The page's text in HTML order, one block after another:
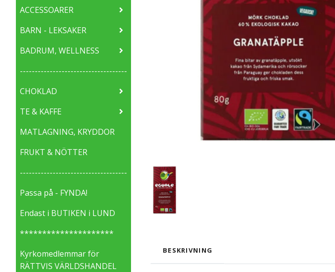
ACCESSOARER
BARN - LEKSAKER
BADRUM, WELLNESS
------------------------------------
CHOKLAD
TE & KAFFE
MATLAGNING, KRYDDOR
FRUKT & NÖTTER
------------------------------------
Passa på - FYNDA!
Endast i BUTIKEN i LUND
*********************
Kyrkomedlemmar för
RÄTTVIS VÄRLDSHANDEL
BESKRIVNING